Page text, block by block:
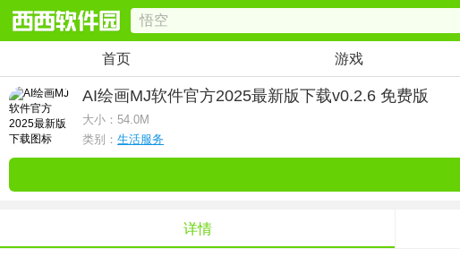
首页 游戏
AI绘画MJ软件官方2025最新版下载v0.2.6 免费版
大小： 54.0M
类别： 生活服务
详情